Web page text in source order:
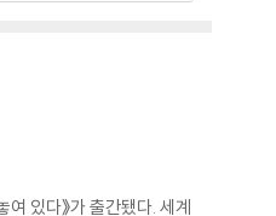
있다》가 출간됐다. 세계